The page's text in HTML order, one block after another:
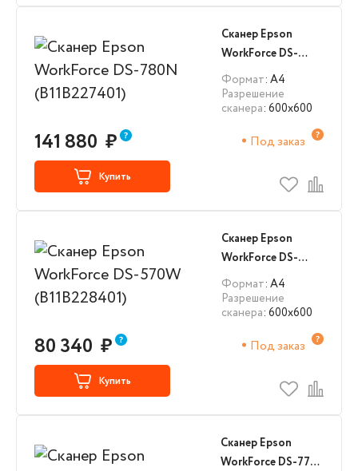
Сканер Epson
WorkForce DS-
780N (B11B227401)
Формат: А4
Разрешение
сканера: 600x600
141 880 ₽ Под заказ
Купить
Сканер Epson
WorkForce DS-
570W (B11B228401)
Формат: А4
Разрешение
сканера: 600x600
80 340 ₽ Под заказ
Купить
Сканер Epson
WorkForce DS-770